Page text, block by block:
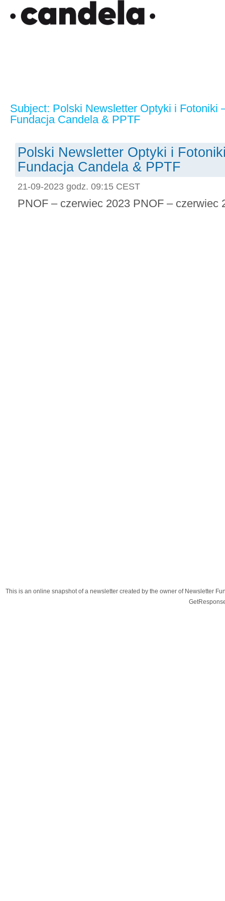
Subject: Polski Newsletter Optyki i Fotoniki
Fundacja Candela & PPTF
Polski Newsletter Optyki i
Fundacja Candela & PPTF
21-09-2023 godz. 09:15 CEST
PNOF – czerwiec 2023 PNOF – czerwiec
This is an online snapshot of a newsletter created by the owner of Newsletter